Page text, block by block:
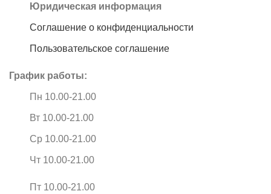
Юридическая информация
Соглашение о конфиденциальности
Пользовательское соглашение
График работы:
Пн 10.00-21.00
Вт 10.00-21.00
Ср 10.00-21.00
Чт 10.00-21.00
Пт 10.00-21.00